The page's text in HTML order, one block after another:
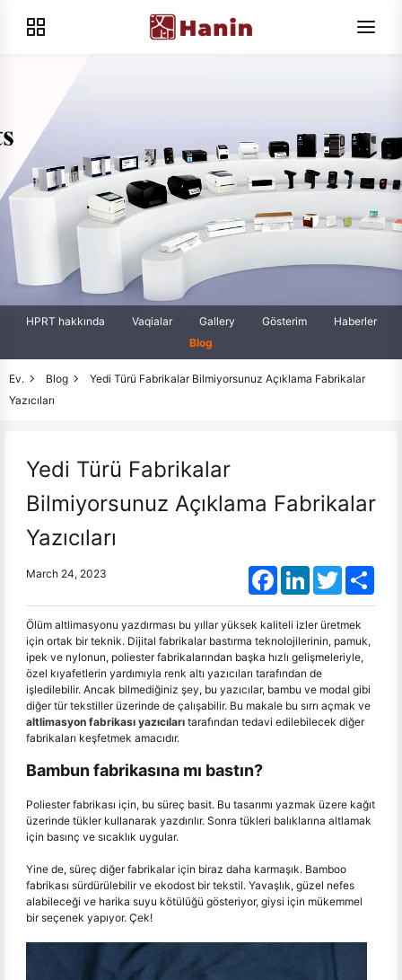
HPRT hakkında Vaqialar Gallery Gösterim
Haberler
Blog
Ev. Blog
Yedi Türü Fabrikalar Bilmiyorsunuz Açıklama Fabrikalar
Yazıcıları
Yedi Türü Fabrikalar
Bilmiyorsunuz Açıklama Fabrikalar
Yazıcıları
March 24, 2023 FacebookLinkedInTwitter
Ölüm altlimasyonu yazdırması bu yıllar yüksek kaliteli izler üretmek
için ortak bir teknik. Dijital fabrikalar bastırma teknolojilerinin, pamuk,
ipek ve nylonun, poliester fabrikalarından başka hızlı gelişmeleriyle,
özel kıyafetlerin yardımıyla renk altı yazıcıları tarafından de
işledilebilir. Ancak bilmediğiniz şey, bu yazıcılar, bambu ve modal gibi
diğer tür tekstiller üzerinde de çalışabilir. Bu makale bu sırrı açmak ve
altlimasyon fabrikası yazıcıları tarafından tedavi edilebilecek diğer
fabrikaları keşfetmek amacıdır.
Bambun fabrikasına mı bastın?
Poliester fabrikası için, bu süreç basit. Bu tasarımı yazmak üzere kağıt
üzerinde tükler kullanarak yazdırılır. Sonra tükleri balıklarına altlamak
için basınç ve sıcaklık uygular.
Yine de, süreç diğer fabrikalar için biraz daha karmaşık. Bamboo
fabrikası sürdürülebilir ve ekodost bir tekstil. Yavaşlık, güzel nefes
alabileceği ve harika suyu kötülüğü gösteriyor, giysi için mükemmel
bir seçenek yapıyor. Çek!